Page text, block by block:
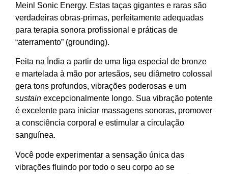
Meinl Sonic Energy. Estas taças gigantes e raras são
verdadeiras obras-primas, perfeitamente adequadas
para terapia sonora profissional e práticas de
“aterramento” (grounding).
Feita na Índia a partir de uma liga especial de bronze
e martelada à mão por artesãos, seu diâmetro colossal
gera tons profundos, vibrações poderosas e um
sustain excepcionalmente longo. Sua vibração potente
é excelente para iniciar massagens sonoras, promover
a consciência corporal e estimular a circulação
sanguínea.
Você pode experimentar a sensação única das
vibrações fluindo por todo o seu corpo ao se